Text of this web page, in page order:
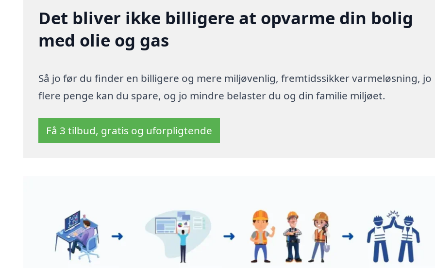
Det bliver ikke billigere at opvarme din bolig
med olie og gas
Så jo før du finder en billigere og mere miljøvenlig, fremtidssikker varmeløsning, jo
flere penge kan du spare, og jo mindre belaster du og din familie miljøet.
Få 3 tilbud, gratis og uforpligtende